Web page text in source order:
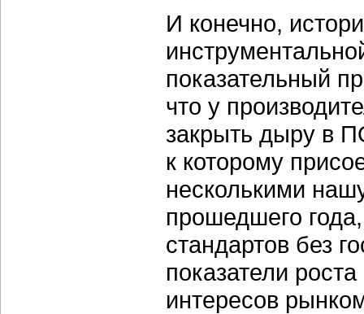
И конечно,
показательный
что у
закрыть дыру в
к которому
несколькими
прошедшего
стандартов без
показатели
интересов